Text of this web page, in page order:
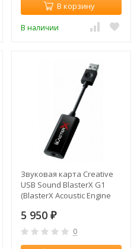
В корзину
В наличии
Звуковая карта Creative
USB Sound BlasterX G1
(BlasterX Acoustic Engine
5 950 ₽
0